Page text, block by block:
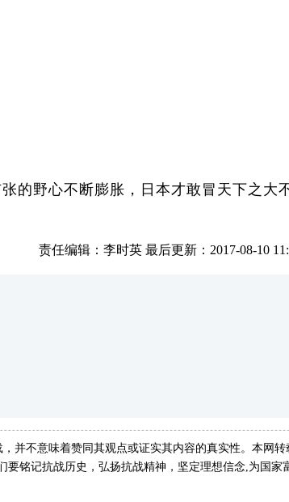
的野心不断膨胀，日本才敢冒天下之大
责任编辑：李时英 最后更新：2017-08-10
并不意味着赞同其观点或证实其内容的真实性。本网转
铭记抗战历史，弘扬抗战精神，坚定理想信念,为国家